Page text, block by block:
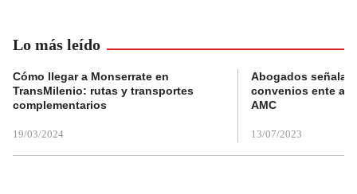
Lo más leído
Cómo llegar a Monserrate en
TransMilenio: rutas y transportes
complementarios
19/03/2024
Abogados
convenios ente
AMC
13/07/2023